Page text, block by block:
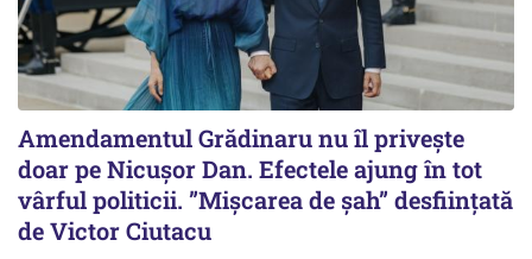
Amendamentul Grădinaru nu îl privește
doar pe Nicușor Dan. Efectele ajung în tot
vârful politicii. ”Mișcarea de șah” desființată
de Victor Ciutacu